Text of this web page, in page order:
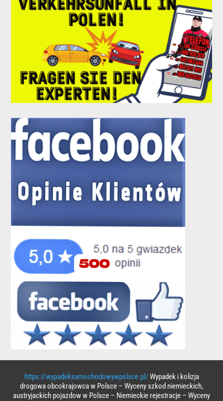
https://wypadeksamochodowywpolsce.pl/ Wypadek i kolizja
drogowa obcokrajowca w Polsce – Wyceny szkod niemieckich,
austryjackich pojazdow w Polsce – Niemieckie rejestracje – Wyceny